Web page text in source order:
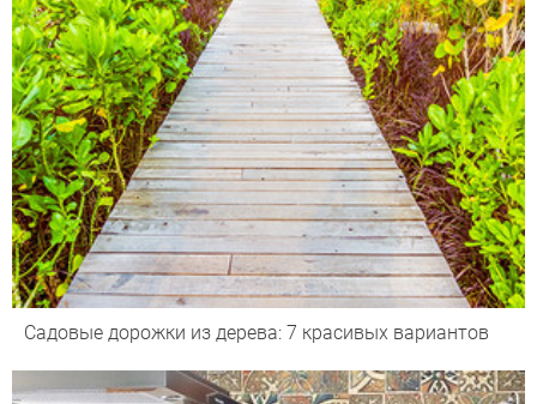
Садовые дорожки из дерева: 7 красивых вариантов